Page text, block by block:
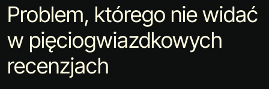
Problem, którego nie widać
w pięciogwiazdkowych
recenzjach